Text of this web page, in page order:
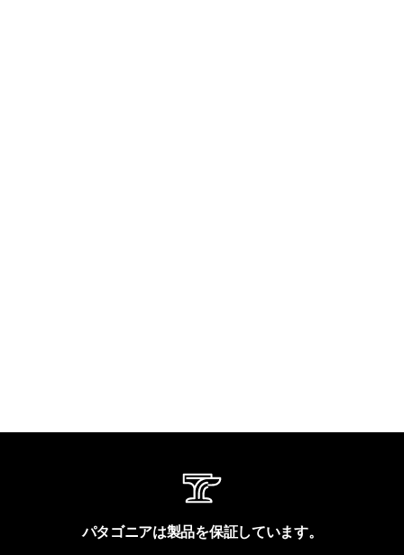
パタゴニアは製品を保証しています。